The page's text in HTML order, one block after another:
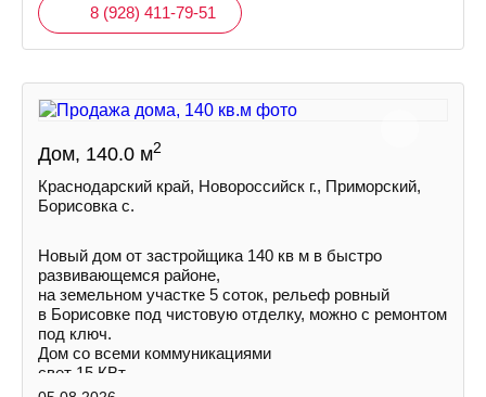
8 (928) 411-79-51
Дом, 140.0 м2
Краснодарский край, Новороссийск г., Приморский,
Борисовка с.
Новый дом от застройщика 140 кв м в быстро
развивающемся районе,
на земельном участке 5 соток, рельеф ровный
в Борисовке под чистовую отделку, можно с ремонтом
под ключ.
Дом со всеми коммуникациями
свет 15 КВт
индивидуальная скважина